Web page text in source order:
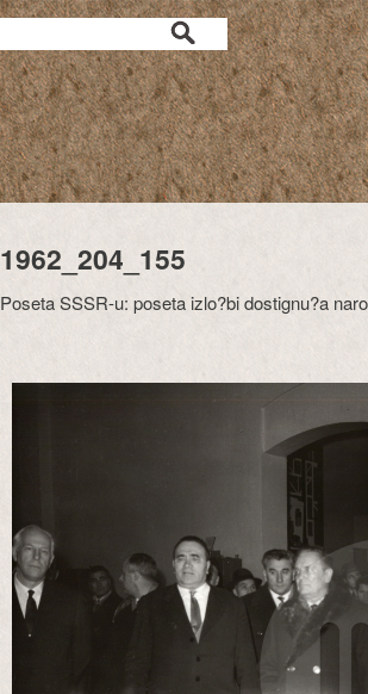
1962_204_155
Poseta SSSR-u: poseta izlo?bi dostignu?a